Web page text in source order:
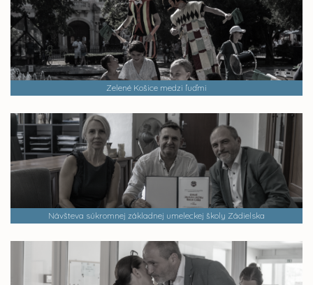
Zelené Košice medzi ľuďmi
Návšteva súkromnej základnej umeleckej školy Zádielska